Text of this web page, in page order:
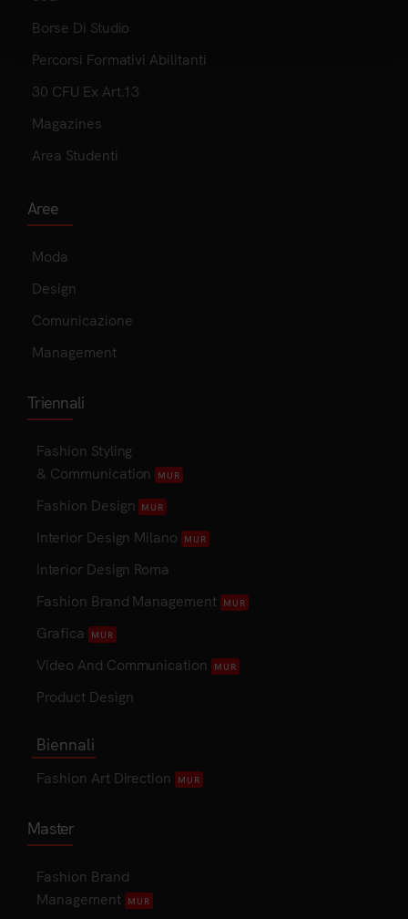
Borse Di Studio
Percorsi Formativi Abilitanti
30 CFU Ex Art.13
Magazines
Area Studenti
Aree
Moda
Design
Comunicazione
Management
Triennali
Fashion Styling
& Communication MUR
Fashion Design MUR
Interior Design Milano MUR
Interior Design Roma
Fashion Brand Management MUR
Grafica MUR
Video And Communication MUR
Product Design
Biennali
Fashion Art Direction MUR
Master
Fashion Brand
Management MUR